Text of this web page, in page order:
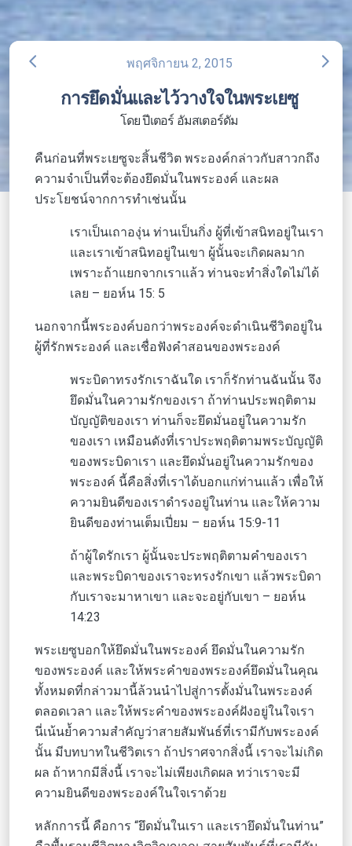
arrow_back_ios พฤศจิกายน 2, 2015 arrow_forward_ios
การยึดมั่นและไว้วางใจในพระเยซู
โดย ปีเตอร์ อัมสเตอร์ดัม
คืนก่อนที่พระเยซูจะสิ้นชีวิต พระองค์กล่าวกับสาวกถึง
ความจำเป็นที่จะต้องยึดมั่นในพระองค์ และผล
ประโยชน์จากการทำเช่นนั้น
เราเป็นเถาองุ่น ท่านเป็นกิ่ง ผู้ที่เข้าสนิทอยู่ในเรา
และเราเข้าสนิทอยู่ในเขา ผู้นั้นจะเกิดผลมาก
เพราะถ้าแยกจากเราแล้ว ท่านจะทำสิ่งใดไม่ได้
เลย – ยอห์น 15: 5
นอกจากนี้พระองค์บอกว่าพระองค์จะดำเนินชีวิตอยู่ใน
ผู้ที่รักพระองค์ และเชื่อฟังคำสอนของพระองค์
พระบิดาทรงรักเราฉันใด เราก็รักท่านฉันนั้น จึง
ยึดมั่นในความรักของเรา ถ้าท่านประพฤติตาม
บัญญัติของเรา ท่านก็จะยึดมั่นอยู่ในความรัก
ของเรา เหมือนดังที่เราประพฤติตามพระบัญญัติ
ของพระบิดาเรา และยึดมั่นอยู่ในความรักของ
พระองค์ นี้คือสิ่งที่เราได้บอกแก่ท่านแล้ว เพื่อให้
ความยินดีของเราดำรงอยู่ในท่าน และให้ความ
ยินดีของท่านเต็มเปี่ยม – ยอห์น 15:9-11
ถ้าผู้ใดรักเรา ผู้นั้นจะประพฤติตามคำของเรา
และพระบิดาของเราจะทรงรักเขา แล้วพระบิดา
กับเราจะมาหาเขา และจะอยู่กับเขา – ยอห์น
14:23
พระเยซูบอกให้ยึดมั่นในพระองค์ ยึดมั่นในความรัก
ของพระองค์ และให้พระคำของพระองค์ยึดมั่นในคุณ
ทั้งหมดที่กล่าวมานี้ล้วนนำไปสู่การตั้งมั่นในพระองค์
ตลอดเวลา และให้พระคำของพระองค์ฝังอยู่ในใจเรา
นี่เน้นย้ำความสำคัญว่าสายสัมพันธ์ที่เรามีกับพระองค์
นั้น มีบทบาทในชีวิตเรา ถ้าปราศจากสิ่งนี้ เราจะไม่เกิด
ผล ถ้าหากมีสิ่งนี้ เราจะไม่เพียงเกิดผล ทว่าเราจะมี
ความยินดีของพระองค์ในใจเราด้วย
หลักการนี้ คือการ “ยึดมั่นในเรา และเรายึดมั่นในท่าน”